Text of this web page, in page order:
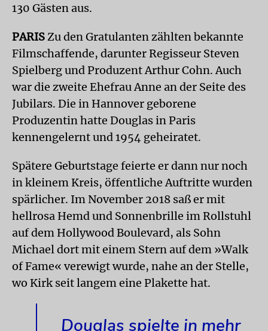
130 Gästen aus.
PARIS Zu den Gratulanten zählten bekannte
Filmschaffende, darunter Regisseur Steven
Spielberg und Produzent Arthur Cohn. Auch
war die zweite Ehefrau Anne an der Seite des
Jubilars. Die in Hannover geborene
Produzentin hatte Douglas in Paris
kennengelernt und 1954 geheiratet.
Spätere Geburtstage feierte er dann nur noch
in kleinem Kreis, öffentliche Auftritte wurden
spärlicher. Im November 2018 saß er mit
hellrosa Hemd und Sonnenbrille im Rollstuhl
auf dem Hollywood Boulevard, als Sohn
Michael dort mit einem Stern auf dem »Walk
of Fame« verewigt wurde, nahe an der Stelle,
wo Kirk seit langem eine Plakette hat.
Douglas spielte in mehr